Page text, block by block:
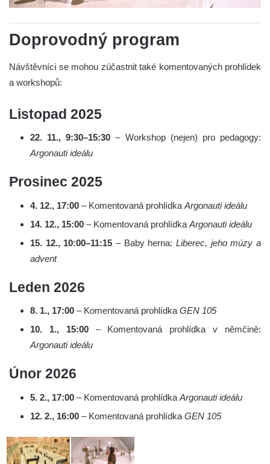
Doprovodný program
Návštěvníci se mohou zúčastnit také komentovaných prohlídek
a workshopů:
Listopad 2025
22. 11., 9:30–15:30 – Workshop (nejen) pro pedagogy:
Argonauti ideálu
Prosinec 2025
4. 12., 17:00 – Komentovaná prohlídka Argonauti ideálu
14. 12., 15:00 – Komentovaná prohlídka Argonauti ideálu
15. 12., 10:00–11:15 – Baby herna:Liberec, jeho múzy a
advent
Leden 2026
8. 1., 17:00 – Komentovaná prohlídkaGEN 105
10. 1., 15:00– Komentovaná prohlídka v němčině:
Argonauti ideálu
Únor 2026
5. 2., 17:00 – Komentovaná prohlídka Argonauti ideálu
12. 2., 16:00 – Komentovaná prohlídka GEN 105